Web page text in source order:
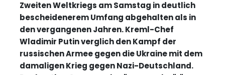
Zweiten Weltkriegs am Samstag in deutlich
bescheidenerem Umfang abgehalten als in
den vergangenen Jahren. Kreml-Chef
Wladimir Putin verglich den Kampf der
russischen Armee gegen die Ukraine mit dem
damaligen Krieg gegen Nazi-Deutschland.